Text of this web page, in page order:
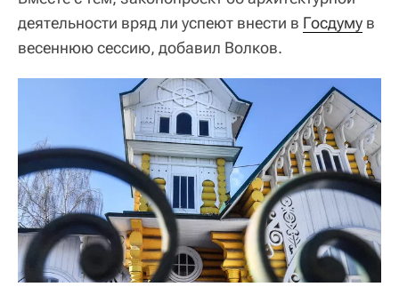
деятельности вряд ли успеют внести в Госдуму в
весеннюю сессию, добавил Волков.